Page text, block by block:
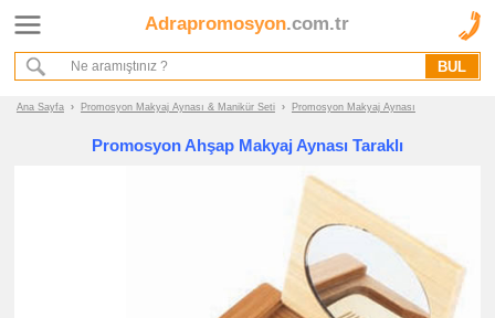
Adrapromosyon.com.tr
Ana Sayfa › Promosyon Makyaj Aynası & Manikür Seti › Promosyon Makyaj Aynası
Promosyon Ahşap Makyaj Aynası Taraklı
Ana Sayfa
Hakkımızda
Kurumsal Hizmet Akışımız